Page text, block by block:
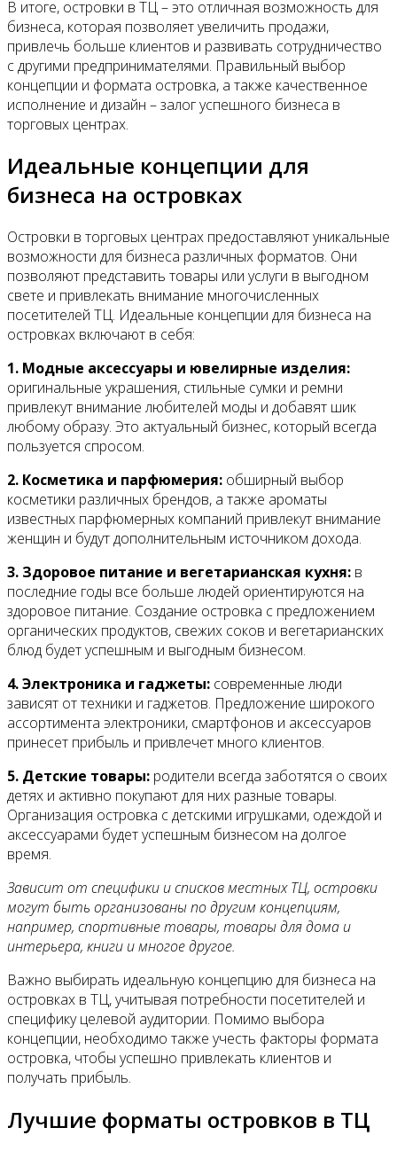
В итоге, островки в ТЦ – это отличная возможность для
бизнеса, которая позволяет увеличить продажи,
привлечь больше клиентов и развивать сотрудничество
с другими предпринимателями. Правильный выбор
концепции и формата островка, а также качественное
исполнение и дизайн – залог успешного бизнеса в
торговых центрах.
Идеальные концепции для
бизнеса на островках
Островки в торговых центрах предоставляют уникальные
возможности для бизнеса различных форматов. Они
позволяют представить товары или услуги в выгодном
свете и привлекать внимание многочисленных
посетителей ТЦ. Идеальные концепции для бизнеса на
островках включают в себя:
1. Модные аксессуары и ювелирные изделия:
оригинальные украшения, стильные сумки и ремни
привлекут внимание любителей моды и добавят шик
любому образу. Это актуальный бизнес, который всегда
пользуется спросом.
2. Косметика и парфюмерия: обширный выбор
косметики различных брендов, а также ароматы
известных парфюмерных компаний привлекут внимание
женщин и будут дополнительным источником дохода.
3. Здоровое питание и вегетарианская кухня: в
последние годы все больше людей ориентируются на
здоровое питание. Создание островка с предложением
органических продуктов, свежих соков и вегетарианских
блюд будет успешным и выгодным бизнесом.
4. Электроника и гаджеты: современные люди
зависят от техники и гаджетов. Предложение широкого
ассортимента электроники, смартфонов и аксессуаров
принесет прибыль и привлечет много клиентов.
5. Детские товары: родители всегда заботятся о своих
детях и активно покупают для них разные товары.
Организация островка с детскими игрушками, одеждой и
аксессуарами будет успешным бизнесом на долгое
время.
Зависит от специфики и списков местных ТЦ, островки
могут быть организованы по другим концепциям,
например, спортивные товары, товары для дома и
интерьера, книги и многое другое.
Важно выбирать идеальную концепцию для бизнеса на
островках в ТЦ, учитывая потребности посетителей и
специфику целевой аудитории. Помимо выбора
концепции, необходимо также учесть факторы формата
островка, чтобы успешно привлекать клиентов и
получать прибыль.
Лучшие форматы островков в ТЦ